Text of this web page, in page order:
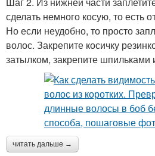
сделать немного косую, то есть
Но если неудобно, то просто
волос. Закрепите косичку
затылком, закрепите
читать дальше →